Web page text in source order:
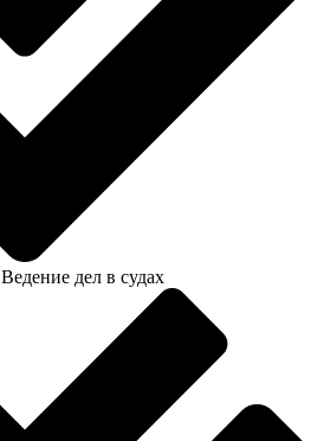
Ведение дел в судах